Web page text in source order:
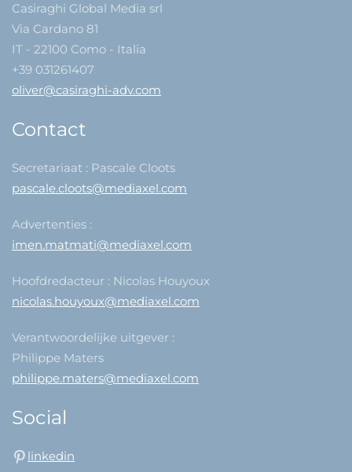
Casiraghi Global Media srl
Via Cardano 81
IT - 22100 Como - Italia
+39 031261407
oliver@casiraghi-adv.com
Contact
Secretariaat : Pascale Cloots
pascale.cloots@mediaxel.com
Advertenties :
imen.matmati@mediaxel.com
Hoofdredacteur : Nicolas Houyoux
nicolas.houyoux@mediaxel.com
Verantwoordelijke uitgever :
Philippe Maters
philippe.maters@mediaxel.com
Social
linkedin